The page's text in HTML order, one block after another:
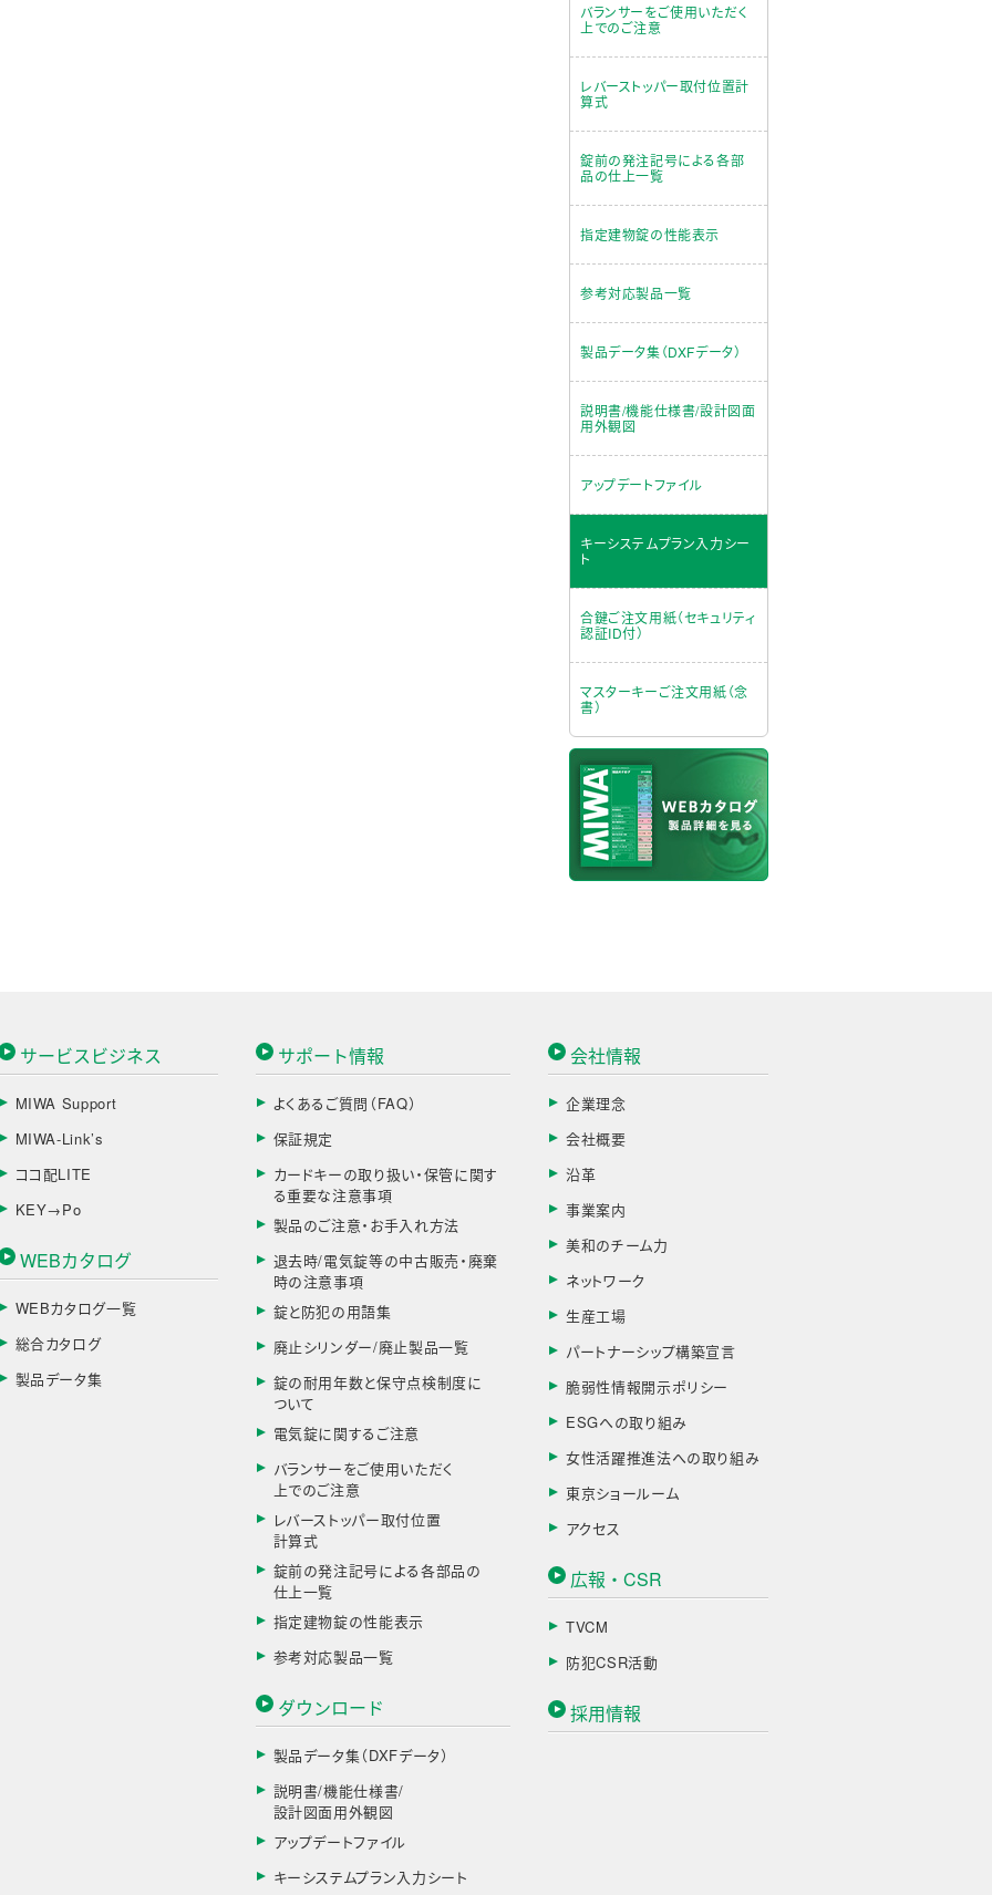
バランサーをご使用いただく
上でのご注意
レバーストッパー取付位置計
算式
錠前の発注記号による各部
品の仕上一覧
指定建物錠の性能表示
参考対応製品一覧
製品データ集（DXFデータ）
説明書/機能仕様書/設計図面
用外観図
アップデートファイル
キーシステムプラン入力シー
ト
合鍵ご注文用紙（セキュリティ
認証ID付）
マスターキーご注文用紙（念
書）
サービスビジネス
MIWA Support
MIWA-Link’s
ココ配LITE
KEY→Po
WEBカタログ
WEBカタログ一覧
総合カタログ
製品データ集
サポート情報
よくあるご質問（FAQ）
保証規定
カードキーの取り扱い・保管に関す
る重要な注意事項
製品のご注意・お手入れ方法
退去時/電気錠等の中古販売・廃棄
時の注意事項
錠と防犯の用語集
廃止シリンダー/廃止製品一覧
錠の耐用年数と保守点検制度に
ついて
電気錠に関するご注意
バランサーをご使用いただく
上でのご注意
レバーストッパー取付位置
計算式
錠前の発注記号による各部品の
仕上一覧
指定建物錠の性能表示
参考対応製品一覧
ダウンロード
製品データ集（DXFデータ）
説明書/機能仕様書/
設計図面用外観図
アップデートファイル
キーシステムプラン入力シート
会社情報
企業理念
会社概要
沿革
事業案内
美和のチーム力
ネットワーク
生産工場
パートナーシップ構築宣言
脆弱性情報開示ポリシー
ESGへの取り組み
女性活躍推進法への取り組み
東京ショールーム
アクセス
広報・CSR
TVCM
防犯CSR活動
採用情報